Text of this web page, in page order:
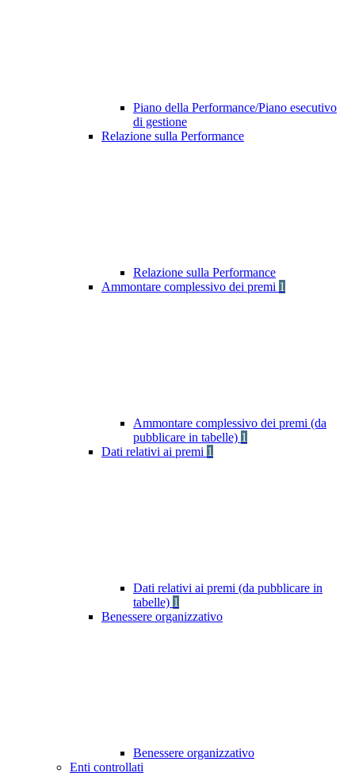
Piano della Performance/Piano esecutivo
di gestione
Relazione sulla Performance
Relazione sulla Performance
Ammontare complessivo dei premi 1
Ammontare complessivo dei premi (da
pubblicare in tabelle) 1
Dati relativi ai premi 1
Dati relativi ai premi (da pubblicare in
tabelle) 1
Benessere organizzativo
Benessere organizzativo
Enti controllati